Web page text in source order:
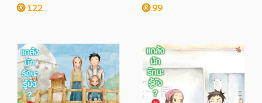
122 99